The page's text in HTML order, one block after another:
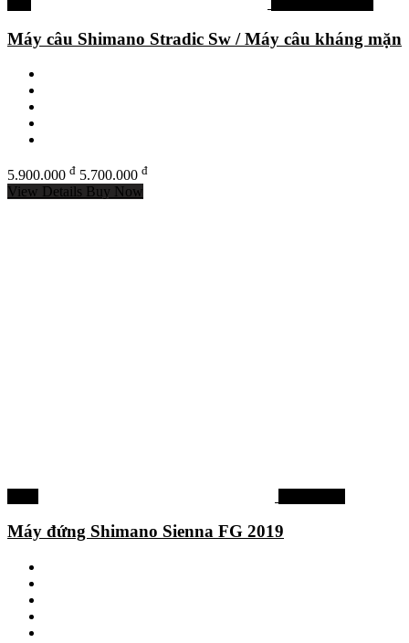
Máy câu Shimano Stradic Sw / Máy câu kháng mặn
5.900.000 đ 5.700.000 đ
View Details Buy Now
Máy đứng Shimano Sienna FG 2019